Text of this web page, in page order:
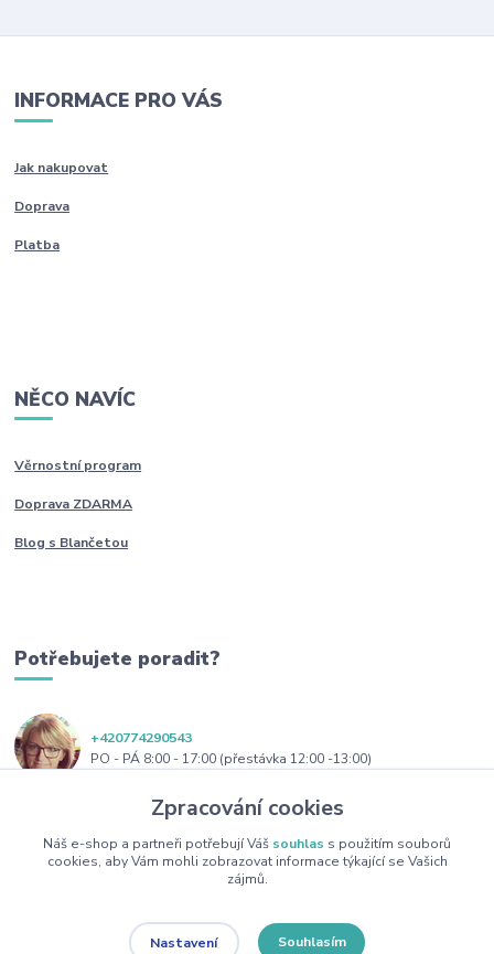
INFORMACE PRO VÁS
Jak nakupovat
Doprava
Platba
NĚCO NAVÍC
Věrnostní program
Doprava ZDARMA
Blog s Blančetou
Potřebujete poradit?
+420774290543
PO - PÁ 8:00 - 17:00 (přestávka 12:00 -13:00)
obchod@blanceta.czZpracování cookies
Náš e-shop a partneři potřebují Váš souhlas s použitím souborů
cookies, aby Vám mohli zobrazovat informace týkající se Vašich
zájmů.
Nastavení Souhlasím